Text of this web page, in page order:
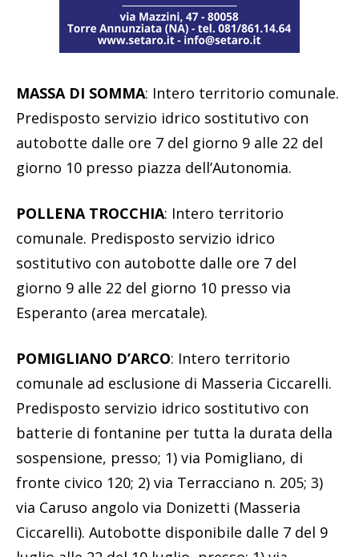
MASSA DI SOMMA: Intero territorio comunale.
Predisposto servizio idrico sostitutivo con
autobotte dalle ore 7 del giorno 9 alle 22 del
giorno 10 presso piazza dell’Autonomia.
POLLENA TROCCHIA: Intero territorio
comunale. Predisposto servizio idrico
sostitutivo con autobotte dalle ore 7 del
giorno 9 alle 22 del giorno 10 presso via
Esperanto (area mercatale).
POMIGLIANO D’ARCO: Intero territorio
comunale ad esclusione di Masseria Ciccarelli.
Predisposto servizio idrico sostitutivo con
batterie di fontanine per tutta la durata della
sospensione, presso; 1) via Pomigliano, di
fronte civico 120; 2) via Terracciano n. 205; 3)
via Caruso angolo via Donizetti (Masseria
Ciccarelli). Autobotte disponibile dalle 7 del 9